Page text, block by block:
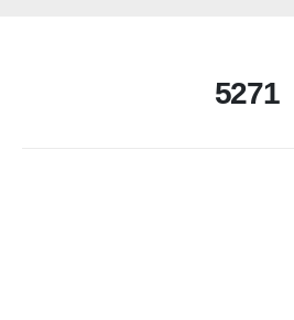
5271